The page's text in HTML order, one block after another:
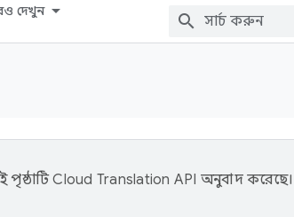
দেখুন
পৃষ্ঠাটিCloud Translation API অনুবাদ করেছে।